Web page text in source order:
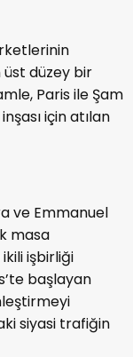
üst düzey bir
Paris ile Şam
için atılan
ve Emmanuel
masa
işbirliği
başlayan
siyasi trafiğin